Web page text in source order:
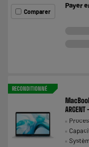
Comparer
Payer
RECONDITIONNÉ